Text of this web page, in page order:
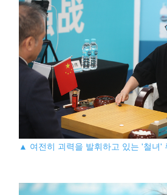
▲ 여전히 괴력을 발휘하고 있는 '철녀'